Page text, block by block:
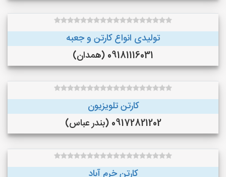
تولیدی انواع کارتن و جعبه
09181116031 (همدان)
کارتن تلویزیون
09172821202 (بندر عباس)
کارتن خرم آباد